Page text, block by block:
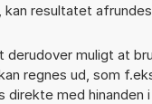
kan resultatet
derudover muligt at
regnes ud, som
direkte med